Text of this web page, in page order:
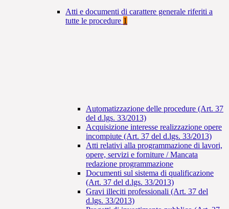
Atti e documenti di carattere generale riferiti a
tutte le procedure 1
Automatizzazione delle procedure (Art. 37
del d.lgs. 33/2013)
Acquisizione interesse realizzazione opere
incompiute (Art. 37 del d.lgs. 33/2013)
Atti relativi alla programmazione di lavori,
opere, servizi e forniture / Mancata
redazione programmazione
Documenti sul sistema di qualificazione
(Art. 37 del d.lgs. 33/2013)
Gravi illeciti professionali (Art. 37 del
d.lgs. 33/2013)